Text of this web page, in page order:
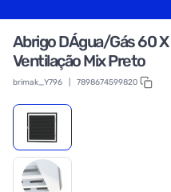
Abrigo DÁgua/Gás 60
Ventilação Mix Preto
brimak_Y796 7898674599820